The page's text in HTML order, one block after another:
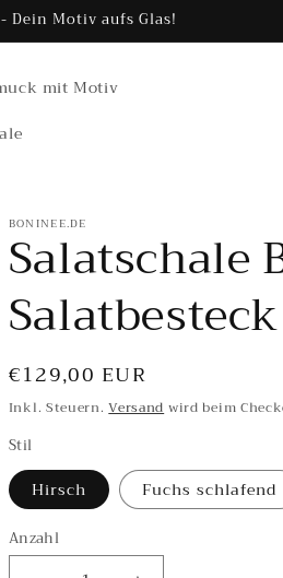
Dein Motiv aufs Glas!
mit Motiv
BONINEE.DE
Salatschale
Salatbesteck
Normaler
Preis
€129,00 EUR
Inkl. Steuern.Versandwird beim
Stil
Hirsch Fuchs schlafend
Anzahl